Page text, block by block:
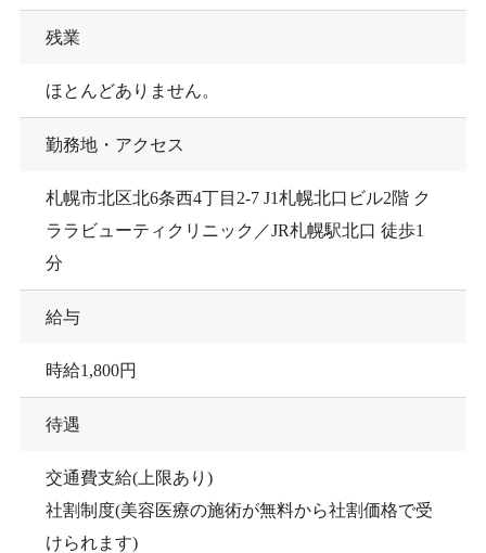
残業
ほとんどありません。
勤務地・アクセス
札幌市北区北6条西4丁目2-7 J1札幌北口ビル2階 ク
ララビューティクリニック／JR札幌駅北口 徒歩1
分
給与
時給1,800円
待遇
交通費支給(上限あり)
社割制度(美容医療の施術が無料から社割価格で受
けられます)